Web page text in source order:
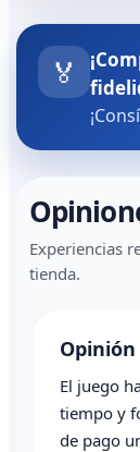
🏅
Experiencias
tienda.
Opinión
El juego
tiempo y
de pago